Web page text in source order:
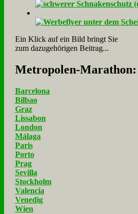
Ein Klick auf ein Bild bringt Sie
zum dazugehörigen Beitrag...
Me­tro­po­len-Ma­ra­thon:
Barcelona
Bilbao
Graz
Lissabon
London
Málaga
Paris
Porto
Prag
Sevilla
Stockholm
Valencia
Venedig
Wien